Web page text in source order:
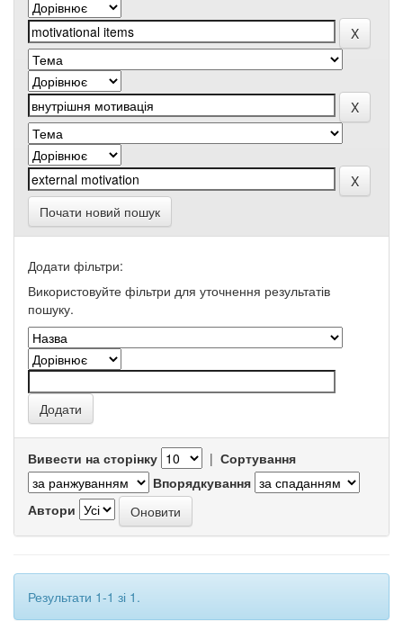
Почати новий пошук
Додати фільтри:
Використовуйте фільтри для уточнення результатів
пошуку.
Вивести на сторінку | Сортування
Впорядкування
Автори
Результати 1-1 зі 1.